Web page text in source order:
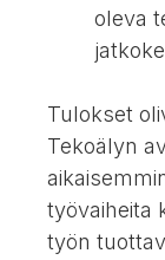
oleva
Tulokset
Tekoälyn
työvaiheita
työn